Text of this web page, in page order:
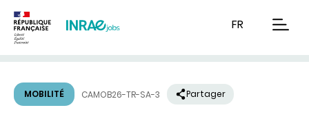
FR
MOBILITÉ CAMOB26-TR-SA-3 Partager